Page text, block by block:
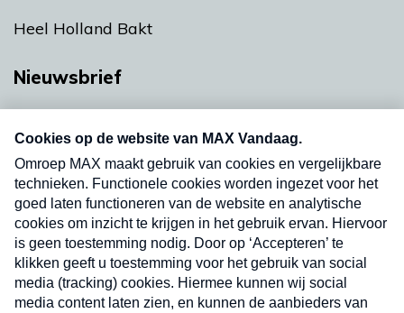
Heel Holland Bakt
Nieuwsbrief
Neem hier een gratis abonnement op onze
nieuwsbrief. Elke vrijdag- en dinsdagochtend in
uw mailbox.
Verzend